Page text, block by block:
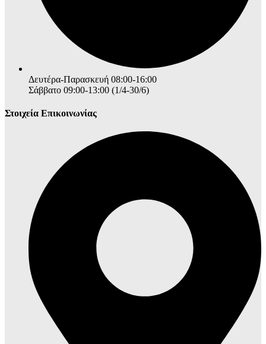
Δευτέρα-Παρασκευή 08:00-16:00
Σάββατο 09:00-13:00 (1/4-30/6)
Στοιχεία Επικοινωνίας